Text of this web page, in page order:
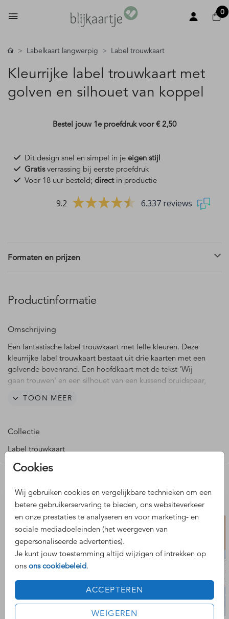
0
Cookies
Wij gebruiken cookies en vergelijkbare technieken om een
betere gebruikerservaring te bieden, ons websiteverkeer
en onze prestaties te analyseren en voor marketing- en
sociale mediadoeleinden (het weergeven van
gepersonaliseerde advertenties).
Je kunt jouw toestemming altijd wijzigen of intrekken op
ons ons cookiebeleid.
ACCEPTEREN
WEIGEREN
Labelkaart langwerpig Label trouwkaart
Kleurrijke label trouwkaart met
golven en silhouet van koppel
Bestel jouw 1e proefdruk voor€ 2,50
Dit design snel en simpel in je eigen stijl
Gratisverrassing bij eerste proefdruk
Voor 18 uur besteld; directin productie
9.2 6.337 reviews
Formaten en prijzen
Productinformatie
Omschrijving
Een fantastische label trouwkaart met felle kleuren. Deze
kleurrijke label trouwkaart bestaat uit drie kaarten met een
golvende bovenrand. Een hoofdkaart met de tekst 'Wij
gaan trouwen' en een silhouet van een kussend bruidspaar,
en een klein kaartje met de initialen van het bruidspaar.
paperclip aan elkaar vast en maak er een prachtige
trouwdag van.
Formaat grote oranje kaart: 21 x 10 cm
Formaat kleine beige kaart: 6 x 10 cm
De paperclip wordt niet standaard meegeleverd maar kan
hierworden besteld.
Kom je er niet uit? We helpen je graag!
TOON MEER
Collectie
Label trouwkaart